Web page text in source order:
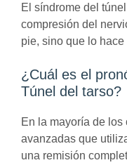
El síndrome del
compresión del
pie, sino que lo hace
¿Cuál es el
Túnel del tarso?
En la mayoría de
avanzadas que
una remisión